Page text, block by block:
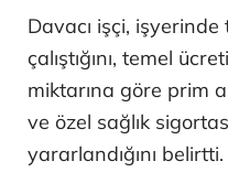
Davacı işçi,
çalıştığını, temel
miktarına göre prim
ve özel sağlık
yararlandığını